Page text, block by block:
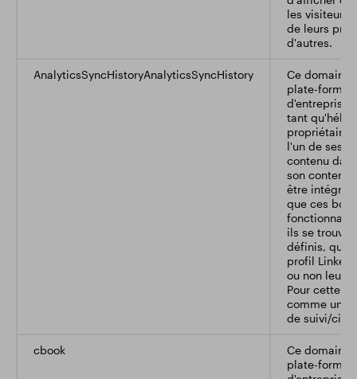
les visiteurs
de leurs
d'autres.
AnalyticsSyncHistoryAnalyticsSyncHistory
Ce domaine
plate-forme
d'entreprise.
tant
l'un de ses
contenu
son contenu
être intégrés
que ces
ils se
définis, que
profil
ou non leurs
Pour cette
comme un
de suivi/
cbook
Ce domaine
plate-forme